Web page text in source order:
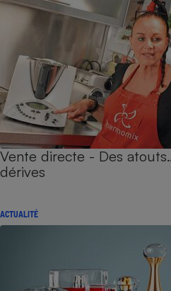
Vente directe - Des
dérives
ACTUALITÉ